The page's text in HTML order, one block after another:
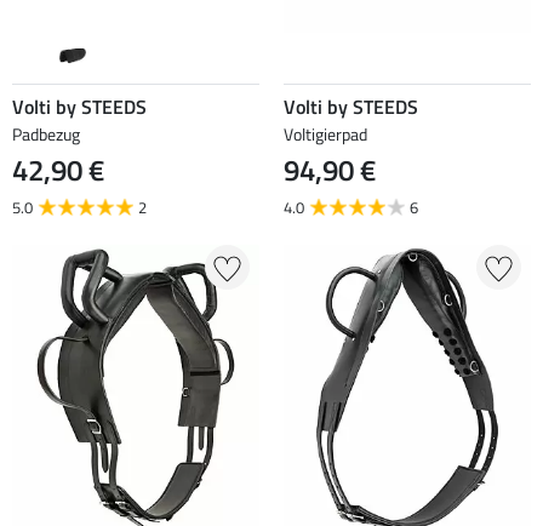
Volti by STEEDS
Padbezug
42,90 €
5.0 2
Volti by STEEDS
Voltigierpad
94,90 €
4.0 6